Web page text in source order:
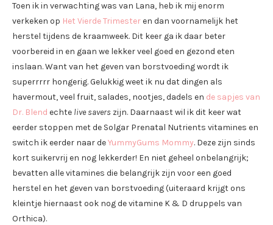
Toen ik in verwachting was van Lana, heb ik mij enorm
verkeken op Het Vierde Trimesteren dan voornamelijk het
herstel tijdens de kraamweek. Dit keer ga ik daar beter
voorbereid in en gaan we lekker veel goed en gezond eten
inslaan. Want van het geven van borstvoeding wordt ik
superrrrr hongerig. Gelukkig weet ik nu dat dingen als
havermout, veel fruit, salades, nootjes, dadels en de sapjes van
Dr. Blend echte live savers zijn. Daarnaast wil ik dit keer wat
eerder stoppen met de Solgar Prenatal Nutrients vitamines en
switch ik eerder naar deYummyGums Mommy. Deze zijn sinds
kort suikervrij en nog lekkerder! En niet geheel onbelangrijk;
bevatten alle vitamines die belangrijk zijn voor een goed
herstel en het geven van borstvoeding (uiteraard krijgt ons
kleintje hiernaast ook nog de vitamine K & D druppels van
Orthica).